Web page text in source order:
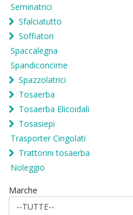
Seminatrici
Sfalciatutto
Soffiatori
Spaccalegna
Spandiconcime
Spazzolatrici
Tosaerba
Tosaerba Elicoidali
Tosasiepi
Trasporter Cingolati
Trattorini tosaerba
Noleggio
Marche